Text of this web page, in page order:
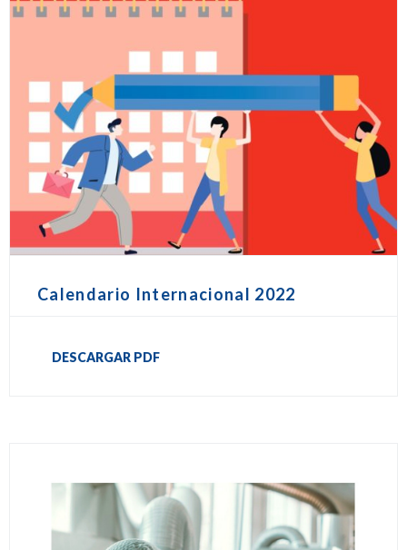
Calendario Internacional 2022
DESCARGAR PDF